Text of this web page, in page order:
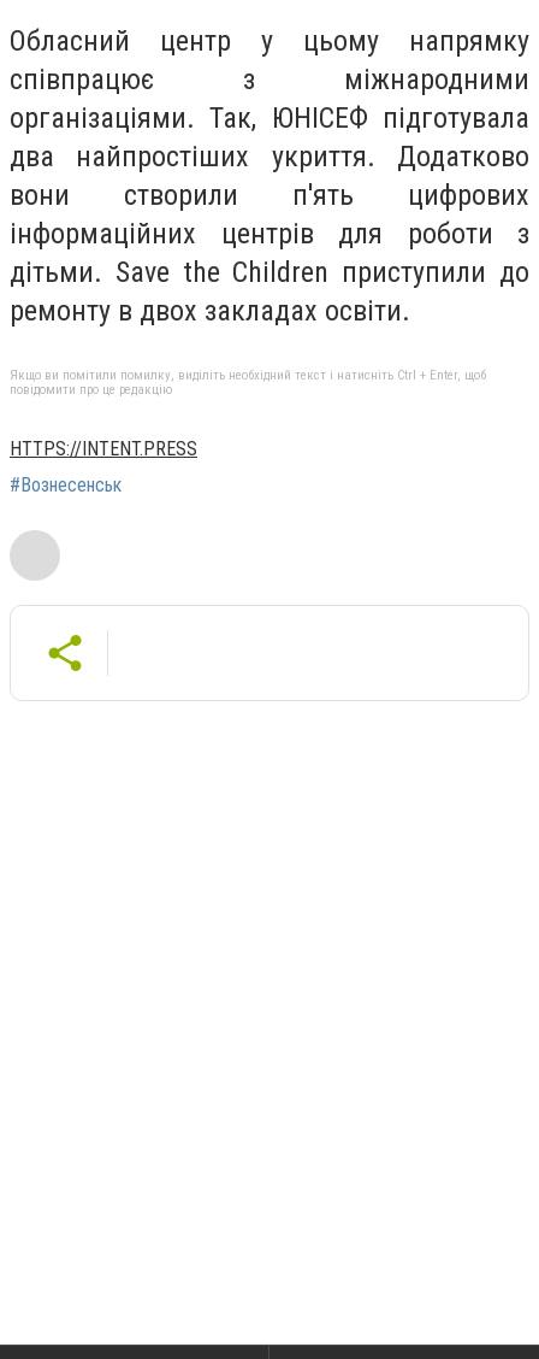
Обласний центр у цьому напрямку
співпрацює з міжнародними
організаціями. Так, ЮНІСЕФ підготувала
два найпростіших укриття. Додатково
вони створили п'ять цифрових
інформаційних центрів для роботи з
дітьми. Save the Children приступили до
ремонту в двох закладах освіти.
Якщо ви помітили помилку, виділіть необхідний текст і натисніть Ctrl + Enter, щоб
повідомити про це редакцію
HTTPS://INTENT.PRESS
#Вознесенськ